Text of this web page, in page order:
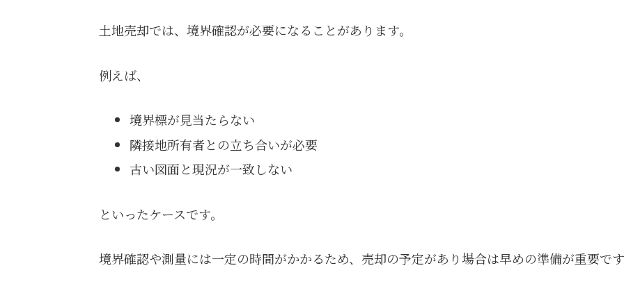
土地売却では、境界確認が必要になることがあります。
例えば、
境界標が見当たらない
隣接地所有者との立ち合いが必要
古い図面と現況が一致しない
といったケースです。
境界確認や測量には一定の時間がかかるため、売却の予定があり場合は早めの準備が重要です